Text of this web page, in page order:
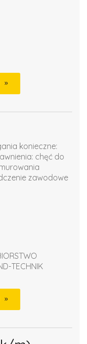
konieczne:
chęć do
zawodowe
TECHNIK